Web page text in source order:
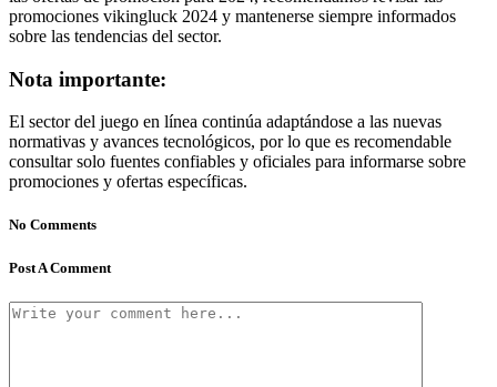
promociones vikingluck 2024 y mantenerse siempre informados
sobre las tendencias del sector.
Nota importante:
El sector del juego en línea continúa adaptándose a las nuevas
normativas y avances tecnológicos, por lo que es recomendable
consultar solo fuentes confiables y oficiales para informarse sobre
promociones y ofertas específicas.
No Comments
Post A Comment